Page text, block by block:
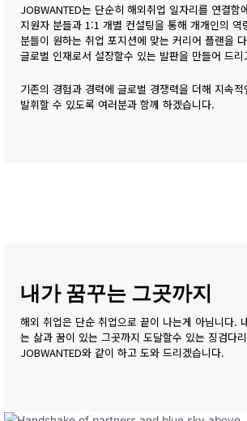
JOBWANTED는 단순히 해외취업 일자리를 연결함
지원자 분들과 1:1 개별 컨설팅을 통해 개개인의 역
분들이 원하는 취업 포지션에 맞는 커리어 플랜을
글로벌 인재로서 설장할수 있는 발판을 만들어 드리
기존의 경험과 경력에 글로벌 경쟁력을 더해 지속
발휘할 수 있도록 여러분과 함께 하겠습니다.
내가 꿈꾸는 그곳까지
해외 취업은 단순 취업으로 끝이 나는게 아님니다.
는 삶과 꿈이 있는 그곳까지 도달할수 있는 징검다
JOBWANTED와 같이 하고 도와 드리겠습니다.